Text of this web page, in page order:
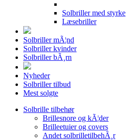
Solbriller med styrke
Læsebriller
Solbriller mÃ¦nd
Solbriller kvinder
Solbriller bÃ¸rn
Nyheder
Solbriller tilbud
Mest solgte
Solbrille tilbehør
Brillesnore og kÃ¦der
Brilleetuier og covers
Andet solbrilletilbehÃ¸r